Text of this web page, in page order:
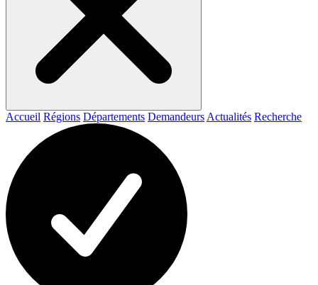
Accueil Régions Départements Demandeurs Actualités Recherche